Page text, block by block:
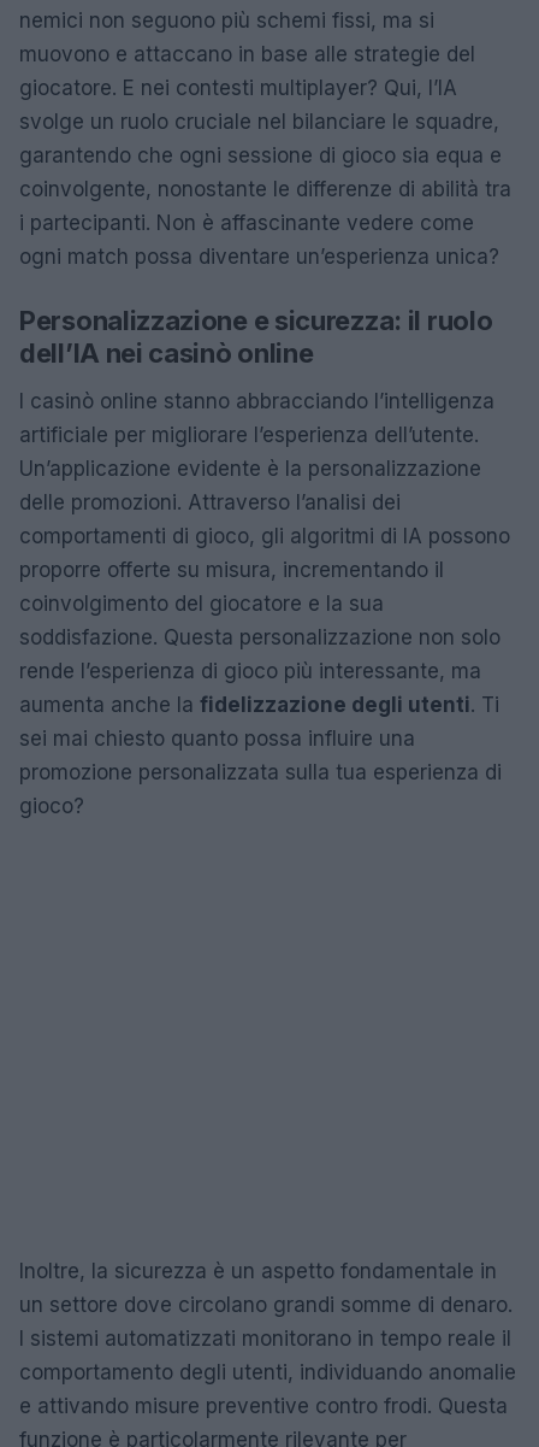
nemici non seguono più schemi fissi, ma si
muovono e attaccano in base alle strategie del
giocatore. E nei contesti multiplayer? Qui, l’IA
svolge un ruolo cruciale nel bilanciare le squadre,
garantendo che ogni sessione di gioco sia equa e
coinvolgente, nonostante le differenze di abilità tra
i partecipanti. Non è affascinante vedere come
ogni match possa diventare un’esperienza unica?
Personalizzazione e sicurezza: il ruolo
dell’IA nei casinò online
I casinò online stanno abbracciando l’intelligenza
artificiale per migliorare l’esperienza dell’utente.
Un’applicazione evidente è la personalizzazione
delle promozioni. Attraverso l’analisi dei
comportamenti di gioco, gli algoritmi di IA possono
proporre offerte su misura, incrementando il
coinvolgimento del giocatore e la sua
soddisfazione. Questa personalizzazione non solo
rende l’esperienza di gioco più interessante, ma
aumenta anche la fidelizzazione degli utenti. Ti
sei mai chiesto quanto possa influire una
promozione personalizzata sulla tua esperienza di
gioco?
Inoltre, la sicurezza è un aspetto fondamentale in
un settore dove circolano grandi somme di denaro.
I sistemi automatizzati monitorano in tempo reale il
comportamento degli utenti, individuando anomalie
e attivando misure preventive contro frodi. Questa
funzione è particolarmente rilevante per